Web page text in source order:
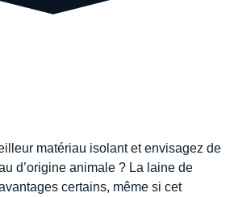
matériau isolant et envisagez de
d’origine animale ? La laine de
certains, même si cet